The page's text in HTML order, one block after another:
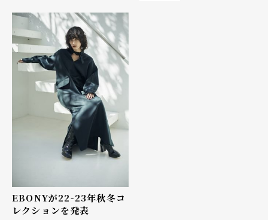
EBONYが22-23年秋冬コ
レクションを発表